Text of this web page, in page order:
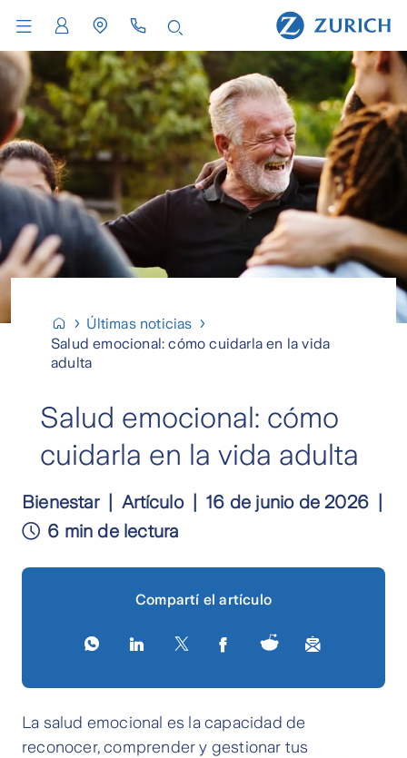
Últimas noticias
Salud emocional: cómo cuidarla en la vida
adulta
Salud emocional: cómo
cuidarla en la vida adulta
Bienestar Artículo
16 de junio de 2026
6 min de lectura
Compartí el artículo
La salud emocional es la capacidad de
reconocer, comprender y gestionar tus